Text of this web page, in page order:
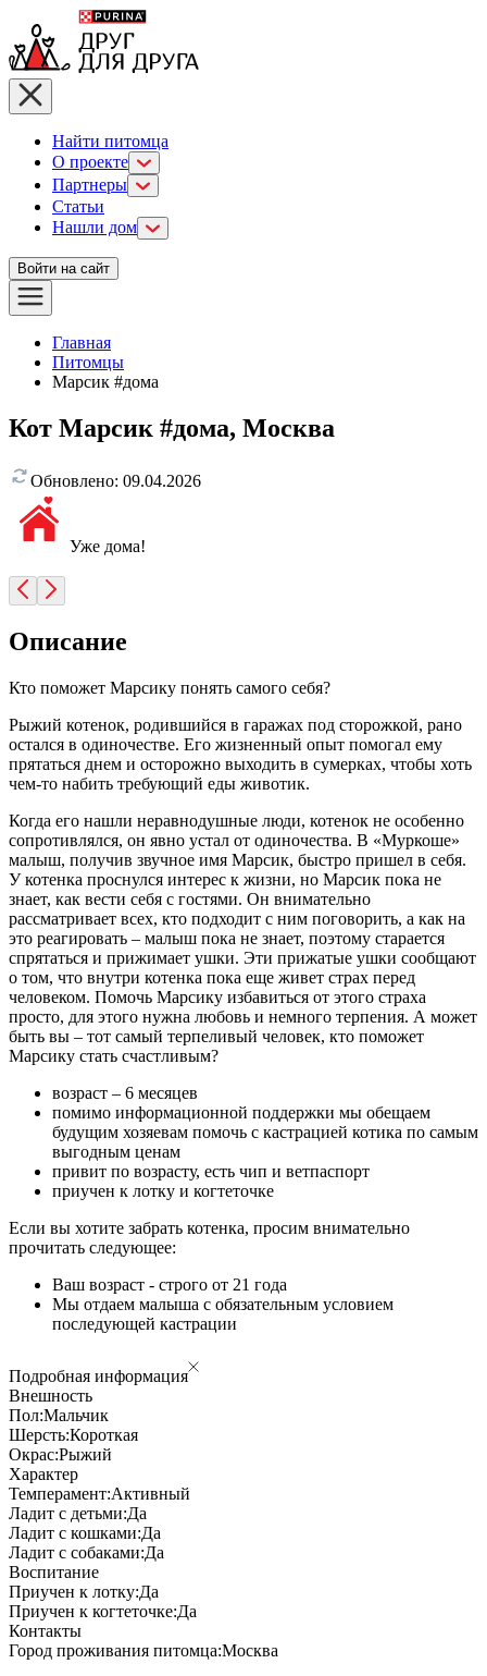
Найти питомца
О проекте
Партнеры
Статьи
Нашли дом
Войти на сайт
Главная
Питомцы
Марсик #дома
Кот Марсик #дома, Москва
Обновлено: 09.04.2026
Уже дома!
Описание
Кто поможет Марсику понять самого себя?
Рыжий котенок, родившийся в гаражах под сторожкой, рано
остался в одиночестве. Его жизненный опыт помогал ему
прятаться днем и осторожно выходить в сумерках, чтобы хоть
чем-то набить требующий еды животик.
Когда его нашли неравнодушные люди, котенок не особенно
сопротивлялся, он явно устал от одиночества. В «Муркоше»
малыш, получив звучное имя Марсик, быстро пришел в себя.
У котенка проснулся интерес к жизни, но Марсик пока не
знает, как вести себя с гостями. Он внимательно
рассматривает всех, кто подходит с ним поговорить, а как на
это реагировать – малыш пока не знает, поэтому старается
спрятаться и прижимает ушки. Эти прижатые ушки сообщают
о том, что внутри котенка пока еще живет страх перед
человеком. Помочь Марсику избавиться от этого страха
просто, для этого нужна любовь и немного терпения. А может
быть вы – тот самый терпеливый человек, кто поможет
Марсику стать счастливым?
возраст – 6 месяцев
помимо информационной поддержки мы обещаем
будущим хозяевам помочь с кастрацией котика по самым
выгодным ценам
привит по возрасту, есть чип и ветпаспорт
приучен к лотку и когтеточке
Если вы хотите забрать котенка, просим внимательно
прочитать следующее:
Ваш возраст - строго от 21 года
Мы отдаем малыша с обязательным условием
последующей кастрации
Подробная информация
Внешность
Пол:Мальчик
Шерсть:Короткая
Окрас:Рыжий
Характер
Темперамент:Активный
Ладит с детьми:Да
Ладит с кошками:Да
Ладит с собаками:Да
Воспитание
Приучен к лотку:Да
Приучен к когтеточке:Да
Контакты
Город проживания питомца:Москва